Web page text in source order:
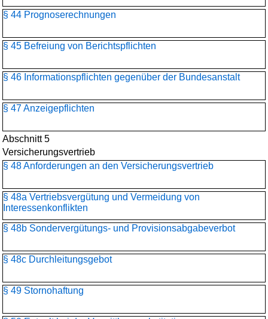
§ 44 Prognoserechnungen
§ 45 Befreiung von Berichtspflichten
§ 46 Informationspflichten gegenüber der Bundesanstalt
§ 47 Anzeigepflichten
Abschnitt 5
Versicherungsvertrieb
§ 48 Anforderungen an den Versicherungsvertrieb
§ 48a Vertriebsvergütung und Vermeidung von
Interessenkonflikten
§ 48b Sondervergütungs- und Provisionsabgabeverbot
§ 48c Durchleitungsgebot
§ 49 Stornohaftung